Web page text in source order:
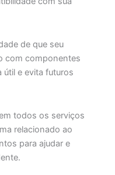
de que seu
com componentes
útil e evita futuros
todos os serviços
relacionado ao
para ajudar e